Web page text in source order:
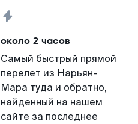
около 2 часов
Самый быстрый прямой
перелет из Нарьян-
Мара туда и обратно,
найденный на нашем
сайте за последнее